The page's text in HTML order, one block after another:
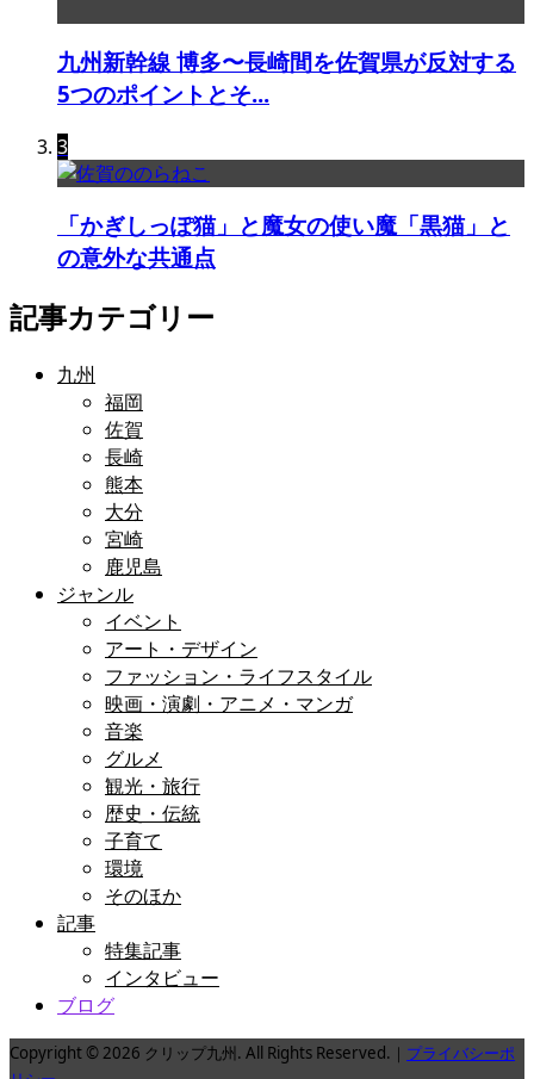
九州新幹線 博多〜長崎間を佐賀県が反対する
5つのポイントとそ...
3
「かぎしっぽ猫」と魔女の使い魔「黒猫」と
の意外な共通点
記事カテゴリー
九州
福岡
佐賀
長崎
熊本
大分
宮崎
鹿児島
ジャンル
イベント
アート・デザイン
ファッション・ライフスタイル
映画・演劇・アニメ・マンガ
音楽
グルメ
観光・旅行
歴史・伝統
子育て
環境
そのほか
記事
特集記事
インタビュー
ブログ
Copyright © 2026 クリップ九州. All Rights Reserved.｜ プライバシーポ